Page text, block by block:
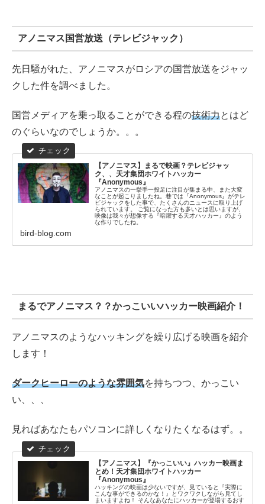
アノニマス国営放送（テレビジャック）
先日騒がれた、アノニマスがロシアの国営放送をジャッ
クした件を調べました。
国営メディアを乗っ取ることができる程の技術力とはど
のぐらいなのでしょうか。。。
【アノニマス】まるで映画？テレビジャッ
ク、、天才集団ホワイトハッカー
『Anonymous』
アノニマスの一挙手一投足に注目が集まる中、また大変
なことが起こりましたね。巷では『Anonymous』がテレ
ビジャックをした事で、たくさんのニュースに取り上げ
られています。 ご覧になった方も多いとは思いますが、
映像は我々が想像する『暗躍する天才ハッカー』のよう
な作りでしたね。
bird-blog.com
まるでアノニマス？？かっこいいハッカー映画紹介！
アノニマスのようなハッキングを繰り広げる映画を紹介
します！
ダークヒーローのような雰囲気を持ちつつ、かっこい
い、、、
見ればあなたもパソコンに詳しくなりたくなるはず。。
【アノニマス】『かっこいい』ハッカー映画ま
とめ！天才集団ホワイトハッカー
『Anonymous』
ハッキングの映画は少ないですが、見ていると『実際に
こんな事ができるのかな！』とワクワクしながら見てし
まいますよね！ そんなあなたにハッカーが登場するおす